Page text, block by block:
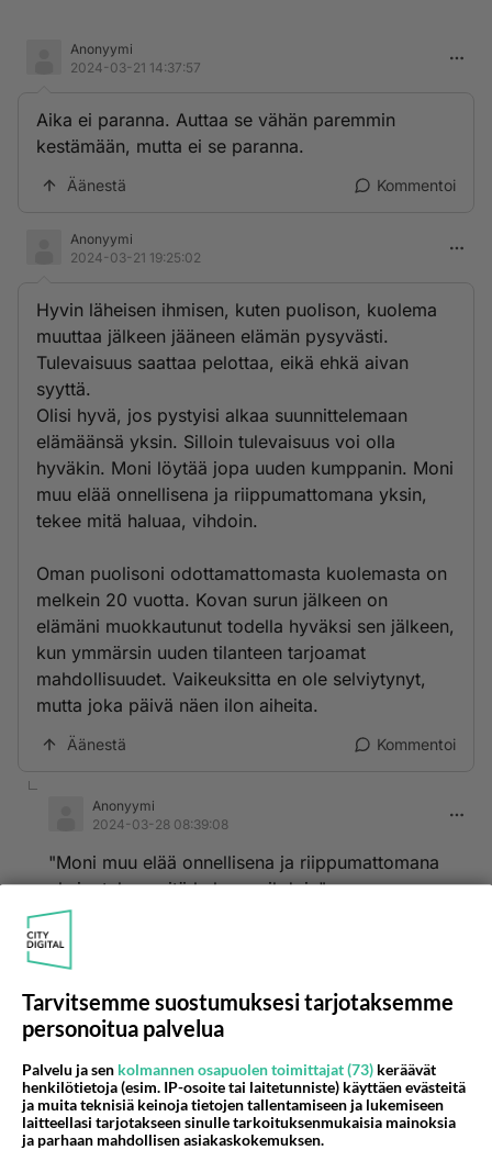
Anonyymi
2024-03-21 14:37:57
Aika ei paranna. Auttaa se vähän paremmin
kestämään, mutta ei se paranna.
Äänestä Kommentoi
Anonyymi
2024-03-21 19:25:02
Hyvin läheisen ihmisen, kuten puolison, kuolema
muuttaa jälkeen jääneen elämän pysyvästi.
Tulevaisuus saattaa pelottaa, eikä ehkä aivan
syyttä.
Olisi hyvä, jos pystyisi alkaa suunnittelemaan
elämäänsä yksin. Silloin tulevaisuus voi olla
hyväkin. Moni löytää jopa uuden kumppanin. Moni
muu elää onnellisena ja riippumattomana yksin,
tekee mitä haluaa, vihdoin.
Oman puolisoni odottamattomasta kuolemasta on
melkein 20 vuotta. Kovan surun jälkeen on
elämäni muokkautunut todella hyväksi sen jälkeen,
kun ymmärsin uuden tilanteen tarjoamat
mahdollisuudet. Vaikeuksitta en ole selviytynyt,
mutta joka päivä näen ilon aiheita.
Äänestä Kommentoi
Anonyymi
2024-03-28 08:39:08
"Moni muu elää onnellisena ja riippumattomana
yksin, tekee mitä haluaa, vihdoin"
Miten niin "vihdoin" ?!
Hyvässä liitossa voi aina tehdä mitä haluaa.
Hyvässä liitossa puolisot tukevat toinen toisiaan
eivätkä yritä rajoittaa toistensa tekemisiä.
Harrastukset voivat olla yhteisiäkin.
Äänestä Kommentoi
Tarvitsemme suostumuksesi tarjotaksemme
personoitua palvelua
Palvelu ja sen kolmannen osapuolen toimittajat (73) keräävät
henkilötietoja (esim. IP-osoite tai laitetunniste) käyttäen evästeitä
ja muita teknisiä keinoja tietojen tallentamiseen ja lukemiseen
laitteellasi tarjotakseen sinulle tarkoituksenmukaisia mainoksia
ja parhaan mahdollisen asiakaskokemuksen.